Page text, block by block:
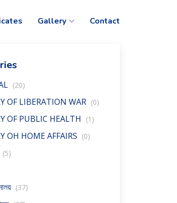
Gallery Contact
(20)
OF LIBERATION WAR (0)
OF PUBLIC HEALTH (1)
OH HOME AFFAIRS (0)
(5)
(37)